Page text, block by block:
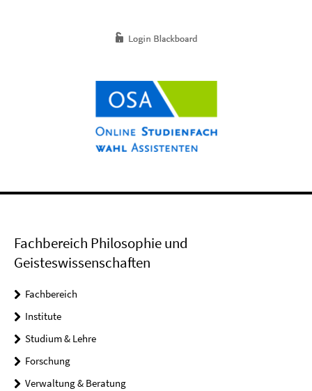
Fachbereich Philosophie und
Geisteswissenschaften
Fachbereich
Institute
Studium & Lehre
Forschung
Verwaltung & Beratung